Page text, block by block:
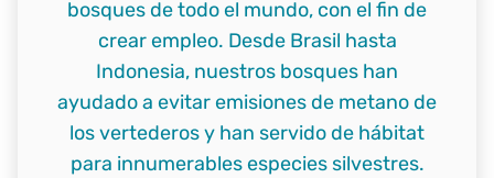
bosques de todo el mundo, con el fin de
crear empleo. Desde Brasil hasta
Indonesia, nuestros bosques han
ayudado a evitar emisiones de metano de
los vertederos y han servido de hábitat
para innumerables especies silvestres.